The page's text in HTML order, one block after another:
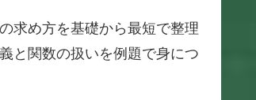
求め方を基礎から最短で整理
と関数の扱いを例題で身につ